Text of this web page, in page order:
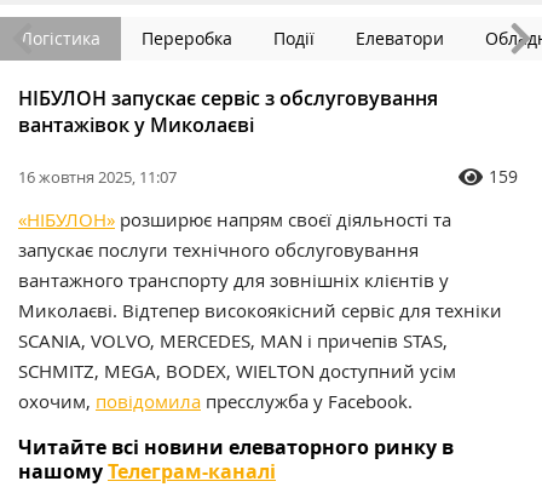
Логістика Переробка Події Елеватори
НІБУЛОН запускає сервіс з обслуговування
вантажівок у Миколаєві
16 жовтня 2025, 11:07 159
«НІБУЛОН» розширює напрям своєї діяльності та
запускає послуги технічного обслуговування
вантажного транспорту для зовнішніх клієнтів у
Миколаєві. Відтепер високоякісний сервіс для техніки
SCANIA, VOLVO, MERCEDES, MAN і причепів STAS,
SCHMITZ, MEGA, BODEX, WIELTON доступний усім
охочим, повідомила пресслужба у Facebook.
Читайте всі новини елеваторного ринку в
нашомуТелеграм-каналі